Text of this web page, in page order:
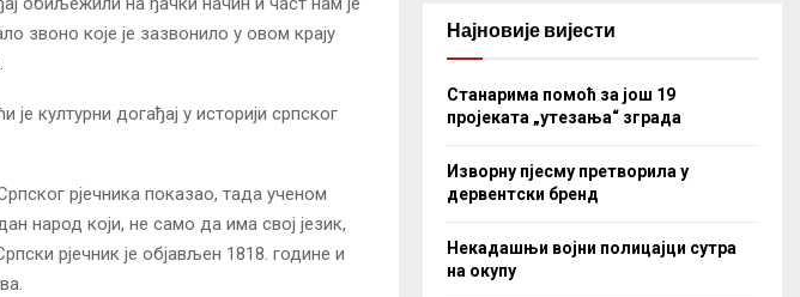
звоно које је зазвонило у овом крају
је културни догађај у историји српског
рјечника показао, тада ученом
народ који, не само да има свој језик,
рјечник је објављен 1818. године и
Најновије вијести
Станарима помоћ за још 19
пројеката „утезања“ зграда
Изворну пјесму претворила у
дервентски бренд
Некадашњи војни полицајци сутра
на окупу